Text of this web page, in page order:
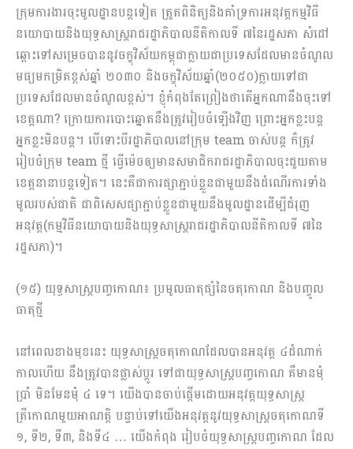
ក្រុមការងារចុះមូលដ្ឋានបន្តទៀត ត្រួតពិនិត្យនិងគាំទ្រការអនុវត្តកម្មវិធី
នយោបាយនិងយុទ្ធសាស្រ្តរាជរដ្ឋាភិបាលនីតិកាលទី ៧នៃរដ្ឋសភា សំដៅ
ឆ្ពោះទៅសម្រេចបាននូវចក្ខុវិស័យកម្ពុជាក្លាយជាប្រទេសដែលមានចំ​ណូល
មធ្យមកម្រិតខ្ពស់ឆ្នាំ ២០៣០ និងចក្ខុវិស័យឆ្នាំ(២០៥០)ក្លាយទៅជា
ប្រទេសដែលមានចំណូលខ្ពស់។ ខ្ញុំកំពុងតែព្រៀងថាតើអ្នកណានឹងចុះទៅ
ខេត្តណា? ក្រោយការបោះឆ្នោតនឹងត្រូវរៀបចំឡើងវិញ ព្រោះអ្នកខ្លះបន្ត
អ្នកខ្លះមិនបន្ត។ បើទោះបីរដ្ឋាភិបាលនៅក្រុម team ចាស់បន្ត ក៏ត្រូវ
រៀបចំក្រុម team ថ្មី ធ្វើម៉េចឲ្យមានសមាជិករាជរដ្ឋាភិបាលចុះជួយតាម
ខេត្តនានាបន្តទៀត។ នេះគឺជាការផ្សាភ្ជាប់ខ្លួនជាមួយនឹងដំណើរការទាំង​
មូលរបស់ជាតិ ជាពិសេសផ្សាភ្ជាប់ខ្លួនជាមួយនឹងមូលដ្ឋានដើម្បីជំរុញ
អនុវត្ត(កម្មវិធីនយោបាយនិងយុទ្ធសាស្រ្តរាជរដ្ឋាភិបាលនីតិកាលទី ៧នៃ
រដ្ឋសភា)។
(១៥) យុទ្ធសាស្រ្តបញ្ចកោណ៖ ប្រមូលធាតុផ្សំនៃចតុកោណ និងបញ្ចូល
ធាតុថ្មី
នៅពេលខាងមុខនេះ យុទ្ធសាស្រ្តចតុកោណដែលបានអនុវត្ត ៤ដំណាក់
កាលហើយ នឹងត្រូវបានផ្លាស់ប្តូរ ទៅជាយុទ្ធសាស្រ្តបញ្ចកោណ គឺមានមុំ
ប្រាំ មិនមែនមុំ ៤ ទេ។ យើងបានចាប់ផ្តើមដោយអនុវត្តយុទ្ធសាស្រ្ត
ត្រីកោណមួយអាណត្តិ បន្ទាប់ទៅយើងអនុវត្តនូវយុទ្ធសាស្រ្តចតុកោណទី
១, ទី២, ទី៣, និងទី៤ … យើងកំពុង រៀបចំយុទ្ធសាស្រ្តបញ្ចកោណ ដែល